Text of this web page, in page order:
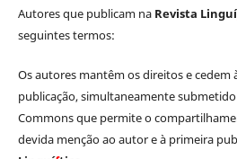
Autores que publicam na Revista Linguí
seguintes termos:
Os autores mantêm os direitos e
publicação, simultaneamente
Commons que permite o
devida menção ao autor e à primeira